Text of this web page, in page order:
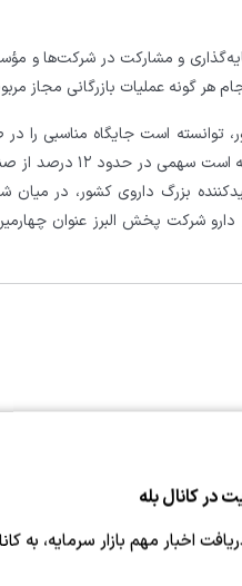
در کانال بله
اخبار مهم بازار سرمایه، به
و مشارکت در شرکت‌ها و
هر گونه عملیات بازرگانی مجاز
توانسته است جایگاه مناسبی را
منتشره وزارت بهداشت، در
بزرگ داروی کشور، در
شرکت پخش البرز عنوان
- خیابان پنجم - پلاک ۱۱